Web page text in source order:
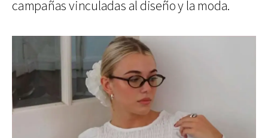
campañas vinculadas al diseño y la moda.